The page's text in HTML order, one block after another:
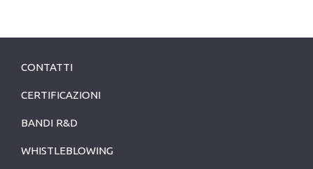
CONTATTI
CERTIFICAZIONI
BANDI R&D
WHISTLEBLOWING